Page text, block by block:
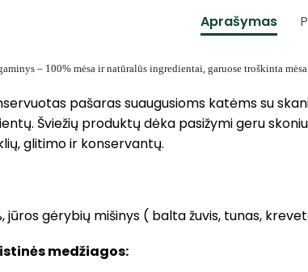
Aprašymas
– 100% mėsa ir natūralūs ingredientai, garuose troškinta mėsa
pašaras suaugusioms katėms su
Šviežių produktų dėka pasižymi geru
glitimo ir konservantų.
jūros gėrybių mišinys ( balta žuvis, tunas,
medžiagos: